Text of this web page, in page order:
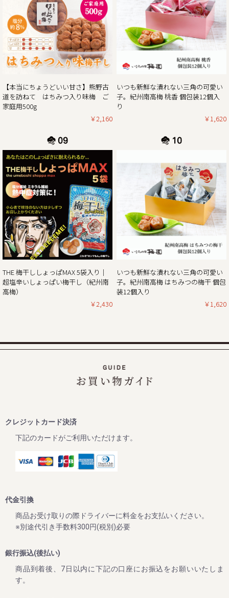
りますよう宜しくお願い致します。
2024年12月21日（土曜日）お正月前出荷ご注文受付最終日
※2024年12月21日（土曜日）以降の注文分は2025年1月7日
（火曜日）以降の出荷。
2024年12月27日（金曜日）
2024年12月29日（日曜日）～ 2025年1月5日（日曜
日） 休 業 日
2025年1月6日（月曜
日） 平常通り営業
休業日後は、大変混雑が予想されますのであらかじめのご注
2024/11/01
11月1日より当ショップのお買い物で「ポイント5倍付与キャ
ンペーン」開催!!
平素は格別のご高配を賜り厚く御礼申し上げます。
現在、毎年大好評いただいている「秋・冬お買い得企画」を
開催しておりますが、合わせて11月1日より当ショップのお
買い物で通常のポイント5倍付与キャンペーンを開催してお
（ポイントは商品の税別価格を元に計算しております）
とてもお得なダブルキャンペーンとなっていますので、ぜひ
この機会にほんまもんの梅の味「紀州南高梅」をご賞味くだ
秋・冬の梅干しお買い得企画を開催！2024年最終セール
この度、ご家庭用梅干1kg×2個セットが大変お得にお買い求
画の商品をご購入いただいたお客様全員に「金山寺味噌」も
2024/10/01
【2024年10月1日より】原料価格高騰に伴う納入価格変更に
ついて
させていただいておりましたが、本年度の青梅が近年にない
大凶作となり、また原料価格の高騰、資材、運搬費、人件費
全てにおいての値上げなどにより、価格の見直しを余儀なく
される状況となりました。
皆様への誠に心苦しいお願い事ではございますが、2024年
10月1日より商品の価格改正（値上げ）を行わせていただき
ますので、何卒ご理解くださいますようお願い申し上げま
【本当にちょうどいい甘さ】熊野古
道を訪ねて はちみつ入り味梅 ご
家庭用500g
￥2,160
いつも新鮮な潰れない三角の可愛い
子。紀州南高梅 桃香 個包装12個入
り
￥1,620
THE 梅干ししょっぱMAX 5袋入り｜
超塩辛いしょっぱい梅干し（紀州南
高梅）
￥2,430
いつも新鮮な潰れない三角の可愛い
子。紀州南高梅 はちみつの梅干 個包
装12個入り
￥1,620
クレジットカード決済
下記のカードがご利用いただけます。
代金引換
商品お受け取りの際ドライバーに料金をお支払いください。
※別途代引き手数料300円(税別)必要
銀行振込(後払い)
商品到着後、7日以内に下記の口座にお振込をお願いいたしま
す。